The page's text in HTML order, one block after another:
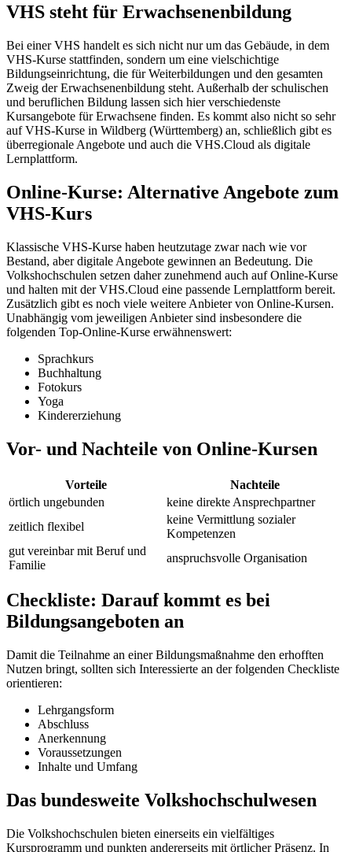
VHS steht für Erwachsenenbildung
Bei einer VHS handelt es sich nicht nur um das Gebäude, in dem
VHS-Kurse stattfinden, sondern um eine vielschichtige
Bildungseinrichtung, die für Weiterbildungen und den gesamten
Zweig der Erwachsenenbildung steht. Außerhalb der schulischen
und beruflichen Bildung lassen sich hier verschiedenste
Kursangebote für Erwachsene finden. Es kommt also nicht so sehr
auf VHS-Kurse in Wildberg (Württemberg) an, schließlich gibt es
überregionale Angebote und auch die VHS.Cloud als digitale
Lernplattform.
Online-Kurse: Alternative Angebote zum
VHS-Kurs
Klassische VHS-Kurse haben heutzutage zwar nach wie vor
Bestand, aber digitale Angebote gewinnen an Bedeutung. Die
Volkshochschulen setzen daher zunehmend auch auf Online-Kurse
und halten mit der VHS.Cloud eine passende Lernplattform bereit.
Zusätzlich gibt es noch viele weitere Anbieter von Online-Kursen.
Unabhängig vom jeweiligen Anbieter sind insbesondere die
folgenden Top-Online-Kurse erwähnenswert:
Sprachkurs
Buchhaltung
Fotokurs
Yoga
Kindererziehung
Vor- und Nachteile von Online-Kursen
Vorteile
Nachteile
örtlich ungebunden
keine direkte Ansprechpartner
zeitlich flexibel
keine Vermittlung sozialer
Kompetenzen
gut vereinbar mit Beruf und
Familie
anspruchsvolle Organisation
Checkliste: Darauf kommt es bei
Bildungsangeboten an
Damit die Teilnahme an einer Bildungsmaßnahme den erhofften
Nutzen bringt, sollten sich Interessierte an der folgenden Checkliste
orientieren:
Lehrgangsform
Abschluss
Anerkennung
Voraussetzungen
Inhalte und Umfang
Das bundesweite Volkshochschulwesen
Die Volkshochschulen bieten einerseits ein vielfältiges
Kursprogramm und punkten andererseits mit örtlicher Präsenz. In